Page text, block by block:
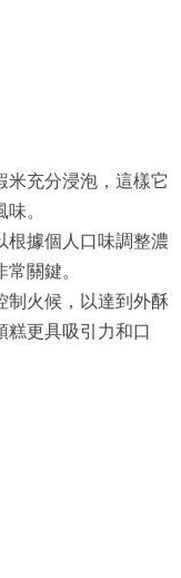
米充分浸泡，這樣它
。
根據個人口味調整濃
關鍵。
制火候，以達到外酥
糕更具吸引力和口